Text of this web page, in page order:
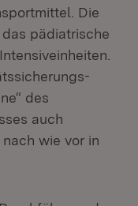
Die
pädiatrische
des
auch
wie vor in